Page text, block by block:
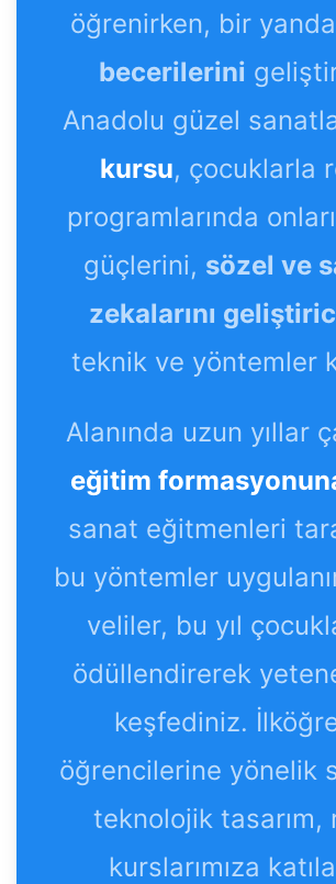
öğrenirken, bir
becerilerini
Anadolu güzel
kursu, çocuklarla
programlarında
güçlerini, sözel ve
zekalarını
teknik ve yöntemler
Alanında uzun yıllar
eğitim
sanat eğitmenleri
bu yöntemler
veliler, bu yıl
ödüllendirerek
keşfediniz.
öğrencilerine yönelik
teknolojik tasarım,
kurslarımıza